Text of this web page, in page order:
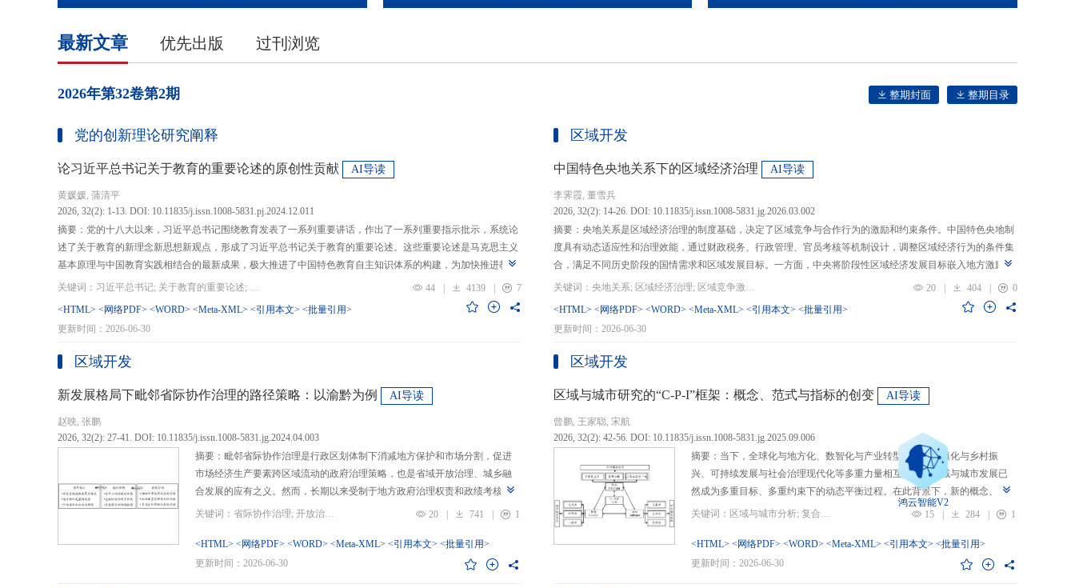
最新文章 优先出版 过刊浏览
2026年第32卷第2期 整期封面 整期目录
党的创新理论研究阐释
论习近平总书记关于教育的重要论述的原创性贡献 AI导读
黄媛媛, 蒲清平
2026, 32(2): 1-13. DOI: 10.11835/j.issn.1008-5831.pj.2024.12.011
摘要：党的十八大以来，习近平总书记围绕教育发表了一系列重要讲话，作出了一系列重要指示批示，系统论
述了关于教育的新理念新思想新观点，形成了习近平总书记关于教育的重要论述。这些重要论述是马克思主义
基本原理与中国教育实践相结合的最新成果，极大推进了中国特色教育自主知识体系的构建，为加快推进教育
现代化、建设教育强国提供了强大思想武器和行动指南，作出了重大原创性贡献。这些原创性贡献主要体现
在：第一，从价值论角度明确了教育在党和国家事业发展全局中的战略定位，从政治价值、经济价值、文化价
值、社会价值、创新价值等五个方面创新性回答了新时代“为什么办教育”的战略问题；第二，从认识论角度赋
予了新时代教育发展的多重内涵，深刻揭示其根本性质、根本保证、根本任务、时代使命、最终目的，创新性
回答了新时代“办什么样的教育”的根本问题；第三，从方法论角度立足基本国情遵循教育规律，提出了深化教
育改革创新的总体思路和战略部署，涵盖教育地位的确立、教育道路的选择、教育动力的激发、教育路径的规
划以及教育主体的培育，创新性回答了新时代“怎么办教育”的实践问题。
关键词：习近平总书记; 关于教育的重要论述; 教育强国; 《论教育》; 教育新质生产力; 教育人工智能 44 | 4139 |
7
<HTML> <网络PDF> <WORD> <Meta-XML> <引用本文> <批量引用>
更新时间：2026-06-30
区域开发
中国特色央地关系下的区域经济治理 AI导读
李霁霞, 董雪兵
2026, 32(2): 14-26. DOI: 10.11835/j.issn.1008-5831.jg.2026.03.002
摘要：央地关系是区域经济治理的制度基础，决定了区域竞争与合作行为的激励和约束条件。中国特色央地制
度具有动态适应性和治理效能，通过财政税务、行政管理、官员考核等机制设计，调整区域经济行为的条件集
合，满足不同历史阶段的国情需求和区域发展目标。一方面，中央将阶段性区域经济发展目标嵌入地方激励机
制，引导区域竞争策略转变，包括竞争标的从“为增长而竞争”转向“为发展而竞争”，支出行为从“重建设、轻民
生”转向“基本公共服务均等化”，发展模式从“地方保护”转向“发挥比较优势”，以区域竞争激励和竞争策略优化
提升区域经济治理效率。另一方面，中央通过对口支援、一体化合作、主体功能区建设等制度安排，在保留区
域竞争激励的同时，降低区域合作成本，提高区域合作收益，形成优势互补、规模效益最大化、外部性内部化
等跨区域合作模式，实现国家治理和区域治理效率的统一。在区域经济格局深刻变革与国内发展目标转型升级
的背景下，区域经济治理面临新形势与新挑战。未来区域经济治理研究应聚焦数字时代区域协调发展、因地制
宜发展新质生产力、构建全国统一大市场等重大现实问题，从新治理主体、新发展目标、新治理工具等维度深
化探索，进一步丰富和完善中国特色区域经济治理理论体系，为新时代区域协调发展与区域高质量发展提供学
理支撑。
关键词：央地关系; 区域经济治理; 区域竞争激励; 跨区域合作 20 | 404 |
0
<HTML> <网络PDF> <WORD> <Meta-XML> <引用本文> <批量引用>
更新时间：2026-06-30
区域开发
新发展格局下毗邻省际协作治理的路径策略：以渝黔为例 AI导读
赵映, 张鹏
2026, 32(2): 27-41. DOI: 10.11835/j.issn.1008-5831.jg.2024.04.003
摘要：毗邻省际协作治理是行政区划体制下消减地方保护和市场分割，促进
市场经济生产要素跨区域流动的政府治理策略，也是省域开放治理、城乡融
合发展的应有之义。然而，长期以来受制于地方政府治理权责和政绩考核的
行政区划界限，以及竞争性发展博弈中日渐固化的地方利益，毗邻省际协作
内需、畅通经济循环、建设全国统一大市场的政策导向，为毗邻省际协作治
理提供了新的机遇，借此探析其路径策略是构建新发展格局的内在要求和重
关键词：省际协作治理; 开放治理; 行政区划; 统一大市场; 新发展格局 20 | 741 | 1
<HTML> <网络PDF> <WORD> <Meta-XML> <引用本文> <批量引用>
更新时间：2026-06-30
区域开发
区域与城市研究的“C-P-I”框架：概念、范式与指标的创变 AI导读
曾鹏, 王家聪, 宋航
2026, 32(2): 42-56. DOI: 10.11835/j.issn.1008-5831.jg.2025.09.006
摘要：当下，全球化与地方化、数智化与产业转型、新型城镇化与乡村振
兴、可持续发展与社会治理现代化等多重力量相互交织，区域与城市发展已
然成为多重目标、多重约束下的动态平衡过程。在此背景下，新的概念、新
的要求、新的范围不断涌现，形成了以“A视角下的B”“面向A的B”“基于A的B”
而是蕴含了新的目标要求、关系规范或作用范围，代表了对区域与城市复杂
问题的新认知。然而，目前学术界对于这类复杂概念的综合评价研究相对滞
关键词：区域与城市分析; 复合概念; “C-P-I”框架; 指标体系 15 | 284 | 1
<HTML> <网络PDF> <WORD> <Meta-XML> <引用本文> <批量引用>
更新时间：2026-06-30
鸿云智能V2